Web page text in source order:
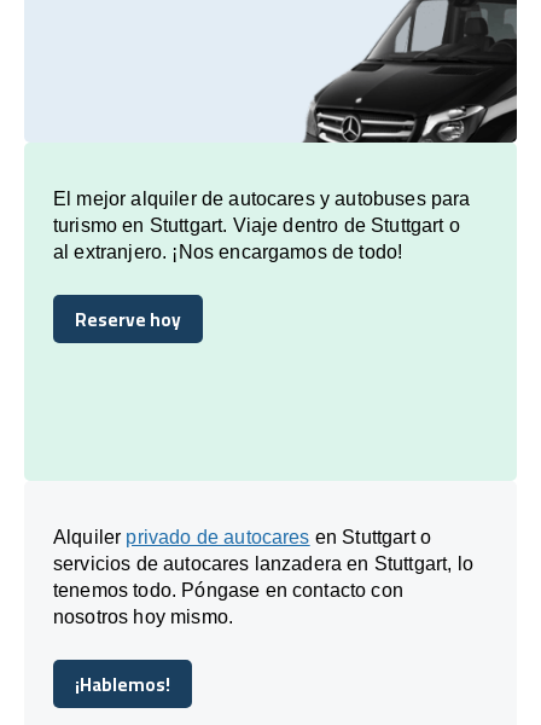
El mejor alquiler de autocares y autobuses para
turismo en Stuttgart. Viaje dentro de Stuttgart o
al extranjero. ¡Nos encargamos de todo!
Reserve hoy
Reserve hoy
Alquiler privado de autocares en Stuttgart o
servicios de autocares lanzadera en Stuttgart, lo
tenemos todo. Póngase en contacto con
nosotros hoy mismo.
¡Hablemos!
¡Hablemos!